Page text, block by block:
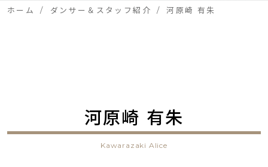
ホーム ダンサー＆スタッフ紹介 河原崎 有朱
河原崎 有朱
Kawarazaki Alice